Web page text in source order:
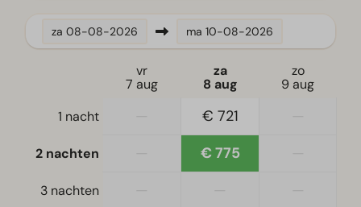
Vakantiehuis aan het water
za 08-08-2026 ma 10-08-2026
vr
7 aug
za
8 aug
zo
9 aug
1 nacht
€ 721
2 nachten € 775
3 nachten